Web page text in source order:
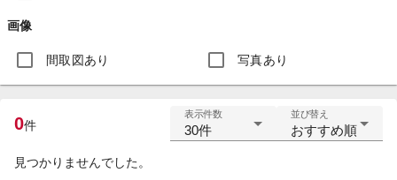
画像
間取図あり 写真あり
0件
表示件数
30件
並び替え
おすすめ順
見つかりませんでした。